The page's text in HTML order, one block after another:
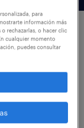
para
información más
rechazarlas, o hacer clic
cualquier momento
puedes consultar